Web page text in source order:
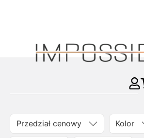
Przedział cenowy Kolor